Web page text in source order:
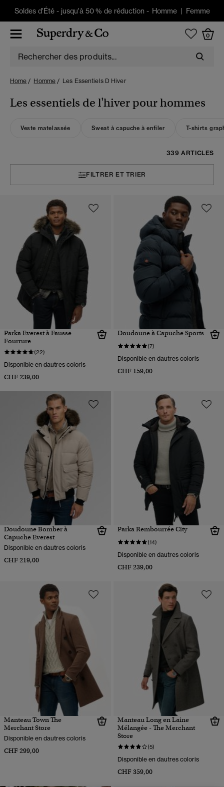
Soldes d'Été -jusqu'à 50 % de réduction - Homme| Femme
0
Home Homme Les Essentiels D Hiver
Les essentiels de l'hiver pour hommes
Veste matelassée Sweat à capuche à enfiler T-shirts
339 ARTICLES
FILTRER ET TRIER
Parka Everest à Fausse
Fourrure
(22)
Disponible en dautres coloris
CHF 239,00
Doudoune à Capuche Sports
(7)
Disponible en dautres coloris
CHF 159,00
Doudoune Bomber à
Capuche Everest
Disponible en dautres coloris
CHF 219,00
Parka Rembourrée City
(14)
Disponible en dautres coloris
CHF 239,00
Manteau Town The
Merchant Store
Disponible en dautres coloris
CHF 299,00
Manteau Long en Laine
Mélangée - The Merchant
Store
(5)
Disponible en dautres coloris
CHF 359,00